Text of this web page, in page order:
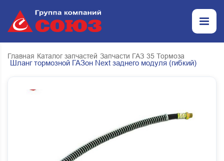
Главная Каталог запчастей Запчасти ГАЗ 35 Тормоза
Шланг тормозной ГАЗон Next заднего модуля (гибкий)